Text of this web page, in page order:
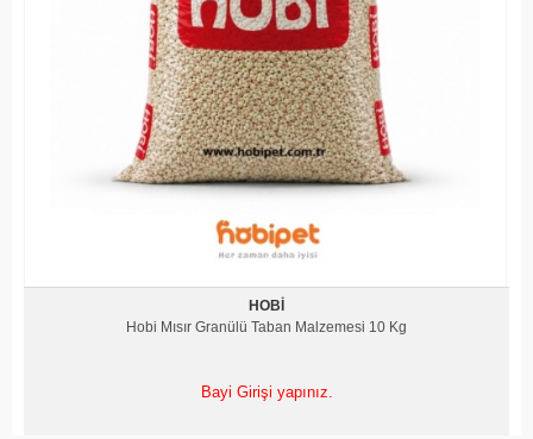
HOBI
Hobi Mısır Granülü Taban Malzemesi 10 Kg
Bayi Girişi yapınız.